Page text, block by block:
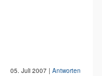
05. Juli 2007 | Antworten